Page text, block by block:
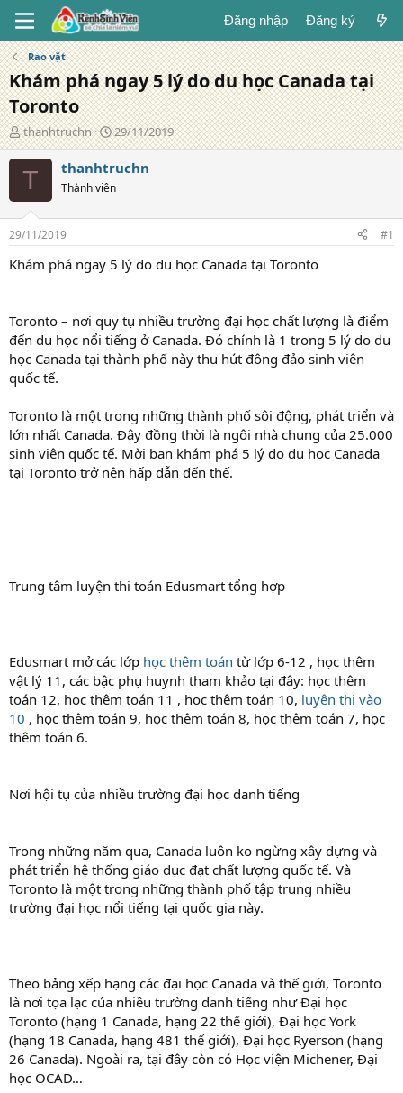
Đăng nhập Đăng ký
Rao vặt
Khám phá ngay 5 lý do du học Canada tại
Toronto
T
á
c
ả
thanhtruchn
N
g
à
đ
g
29/11/2019
T thanhtruchn
Thành viên
29/11/2019 #1
Khám phá ngay 5 lý do du học Canada tại Toronto
Toronto – nơi quy tụ nhiều trường đại học chất lượng là điểm
đến du học nổi tiếng ở Canada. Đó chính là 1 trong 5 lý do du
học Canada tại thành phố này thu hút đông đảo sinh viên
quốc tế.
Toronto là một trong những thành phố sôi động, phát triển và
lớn nhất Canada. Đây đồng thời là ngôi nhà chung của 25.000
sinh viên quốc tế. Mời bạn khám phá 5 lý do du học Canada
tại Toronto trở nên hấp dẫn đến thế.
Trung tâm luyện thi toán Edusmart tổng hợp
Edusmart mở các lớp học thêm toán từ lớp 6-12 , học thêm
vật lý 11, các bậc phụ huynh tham khảo tại đây: học thêm
toán 12, học thêm toán 11 , học thêm toán 10, luyện thi vào
10 , học thêm toán 9, học thêm toán 8, học thêm toán 7, học
thêm toán 6.
Nơi hội tụ của nhiều trường đại học danh tiếng
Trong những năm qua, Canada luôn ko ngừng xây dựng và
phát triển hệ thống giáo dục đạt chất lượng quốc tế. Và
Toronto là một trong những thành phố tập trung nhiều
trường đại học nổi tiếng tại quốc gia này.
Theo bảng xếp hạng các đại học Canada và thế giới, Toronto
là nơi tọa lạc của nhiều trường danh tiếng như Đại học
Toronto (hạng 1 Canada, hạng 22 thế giới), Đại học York
(hạng 18 Canada, hạng 481 thế giới), Đại học Ryerson (hạng
26 Canada). Ngoài ra, tại đây còn có Học viện Michener, Đại
học OCAD…